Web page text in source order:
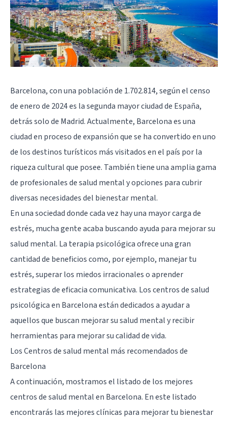
Barcelona, con una población de 1.702.814, según el censo
de enero de 2024 es la segunda mayor ciudad de España,
detrás solo de Madrid. Actualmente, Barcelona es una
ciudad en proceso de expansión que se ha convertido en uno
de los destinos turísticos más visitados en el país por la
riqueza cultural que posee. También tiene una amplia gama
de profesionales de salud mental y opciones para cubrir
diversas necesidades del bienestar mental.
En una sociedad donde cada vez hay una mayor carga de
estrés, mucha gente acaba buscando ayuda para mejorar su
salud mental. La terapia psicológica ofrece una gran
cantidad de beneficios como, por ejemplo, manejar tu
estrés, superar los miedos irracionales o aprender
estrategias de eficacia comunicativa. Los centros de salud
psicológica en Barcelona están dedicados a ayudar a
aquellos que buscan mejorar su salud mental y recibir
herramientas para mejorar su calidad de vida.
Los Centros de salud mental más recomendados de
Barcelona
A continuación, mostramos el listado de los mejores
centros de salud mental en Barcelona. En este listado
encontrarás las mejores clínicas para mejorar tu bienestar